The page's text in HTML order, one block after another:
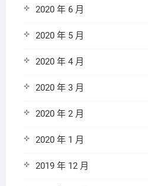
2020 年 6 月
2020 年 5 月
2020 年 4 月
2020 年 3 月
2020 年 2 月
2020 年 1 月
2019 年 12 月